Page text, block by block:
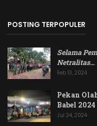
POSTING TERPOPULER
Selama
Netralitas…
Feb 13, 2024
Pekan
Babel
Jul 24, 2024